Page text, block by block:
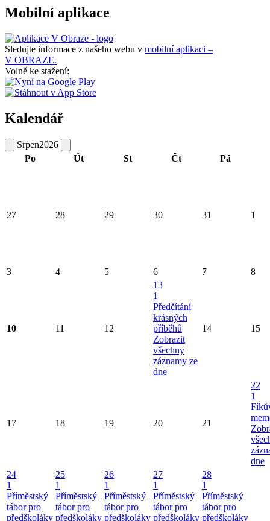
Mobilní aplikace
Sledujte informace z našeho webu v mobilní aplikaci –
V OBRAZE.
Volně ke stažení:
Kalendář
Srpen2026
Po
Út St Čt Pá
27 28 29 30 31 1
3 4 5 6 7 8
10 11 12
13
1
Předčítání
krásných
příběhů
Zobrazit
všechny
záznamy ze
dne
14 15
17 18 19 20 21
22
1
dne
24
1
Příměstský
tábor pro
předškoláky
25
1
Příměstský
tábor pro
předškoláky
26
1
Příměstský
tábor pro
předškoláky
27
1
Příměstský
tábor pro
předškoláky
28
1
Příměstský
tábor pro
předškoláky